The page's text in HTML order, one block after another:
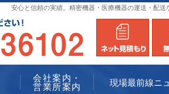
安心と信頼の実績。精密機器・医療機器の運送・配送
0120-
会社案内・
営業所案内
現場最前線ニ